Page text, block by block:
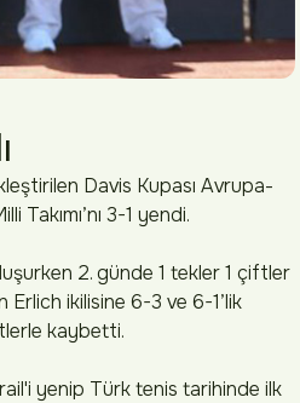
Davis Kupası Avrupa-
3-1 yendi.
2. günde 1 tekler 1 çiftler
Erlich ikilisine 6-3 ve 6-1’lik
kaybetti.
yenip Türk tenis tarihinde ilk